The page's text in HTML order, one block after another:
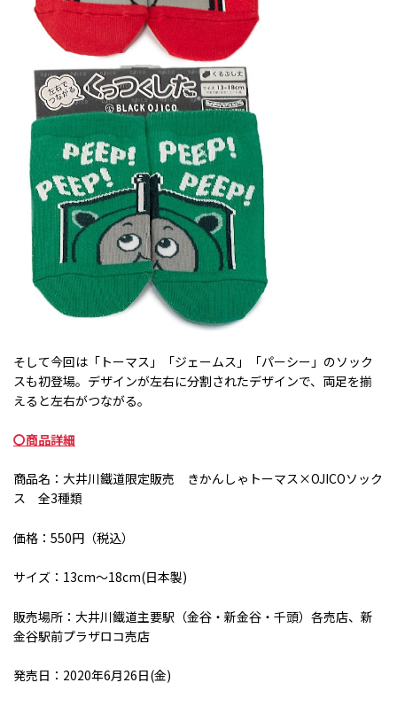
そして今回は「トーマス」「ジェームス」「パーシー」のソック
スも初登場。デザインが左右に分割されたデザインで、両足を揃
えると左右がつながる。
〇商品詳細
商品名：大井川鐵道限定販売 きかんしゃトーマス×OJICOソック
ス 全3種類
価格：550円（税込）
サイズ：13cm～18cm(日本製)
販売場所：大井川鐵道主要駅（金谷・新金谷・千頭）各売店、新
金谷駅前プラザロコ売店
発売日：2020年6月26日(金)